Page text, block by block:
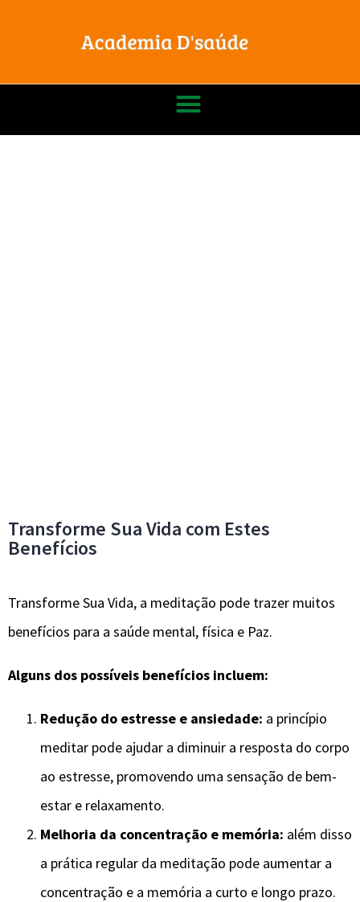
Transforme Sua Vida com Estes
Benefícios
Transforme Sua Vida, a meditação pode trazer muitos
benefícios para a saúde mental, física e Paz.
Alguns dos possíveis benefícios incluem:
Redução do estresse e ansiedade: a princípio
meditar pode ajudar a diminuir a resposta do corpo
ao estresse, promovendo uma sensação de bem-
estar e relaxamento.
Melhoria da concentração e memória: além disso
a prática regular da meditação pode aumentar a
concentração e a memória a curto e longo prazo.